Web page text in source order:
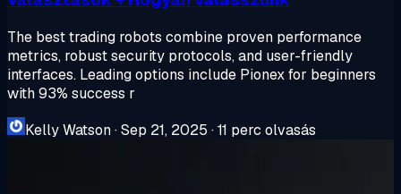
The best trading robots combine proven performance
metrics, robust security protocols, and user-friendly
interfaces. Leading options include Pionex for beginners
with 93% success r
Kelly Watson·Sep 21, 2025 ·11 perc olvasás